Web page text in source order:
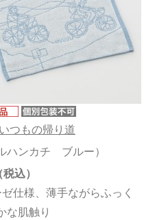
つもの帰り道
ハンカチ ブルー）
仕様、薄手ながらふっく
な肌触り